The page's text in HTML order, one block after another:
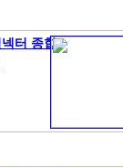
터 종합